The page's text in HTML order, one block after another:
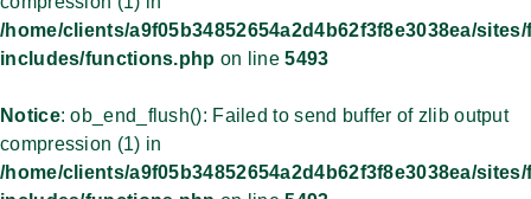
/home/clients/a9f05b34852654a2d4b62f3f8e3038ea/
includes/functions.php on line5493
Notice: ob_end_flush(): Failed to send buffer of zlib output
compression (1) in
/home/clients/a9f05b34852654a2d4b62f3f8e3038ea/